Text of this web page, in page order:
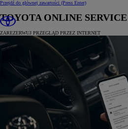
Przejdź do głównej zawartości (Press Enter)
TOYOTA ONLINE
ZAREZERWUJ PRZEGLĄD PRZEZ INTERNET